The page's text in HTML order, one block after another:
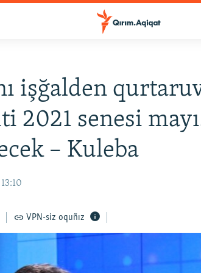
işğalden
2021 senesi
– Kuleba
VPN-siz oquñız